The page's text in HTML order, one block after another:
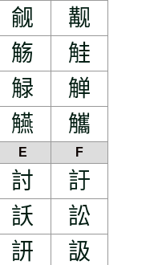
觎 觏
觞 觟
觮 觯
觾 觿
E F
討 訏
訞 訟
訮 訯